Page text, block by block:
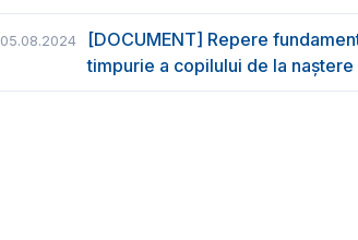
05.08.2024
[DOCUMENT] Repere
timpurie a copilului de la naștere